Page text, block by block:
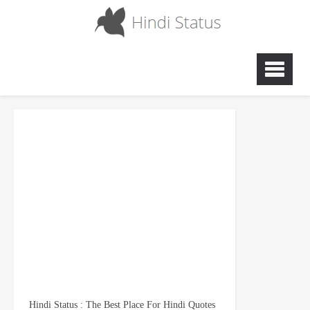
Hindi Status : The Best Place For Hindi Quotes